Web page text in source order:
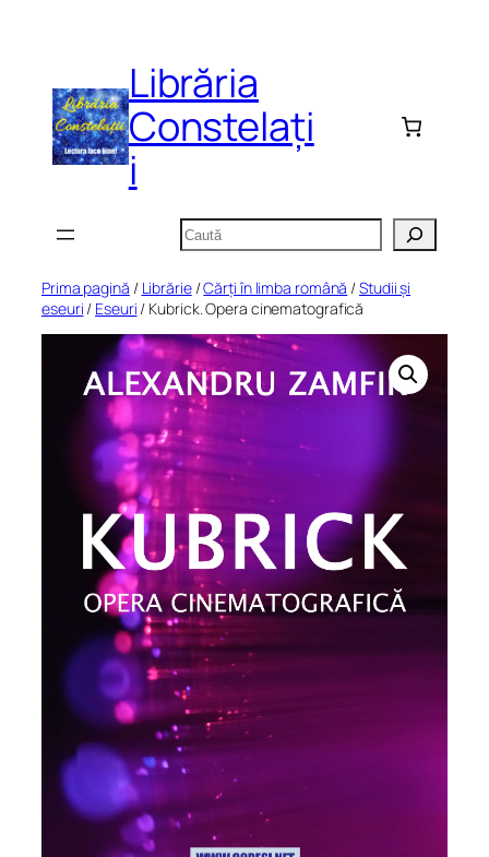
Librăria
Constelați
i
Caută
Prima pagină / Librărie/Cărți în limba română /Studii și
eseuri / Eseuri / Kubrick. Opera cinematografică